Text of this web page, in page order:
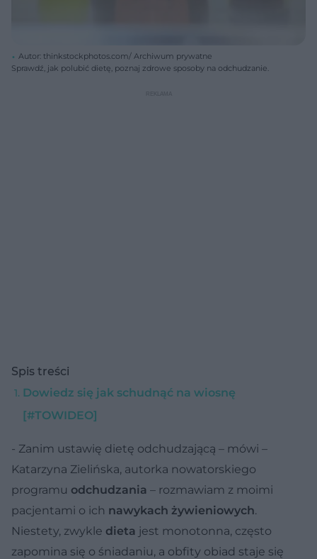
Autor: thinkstockphotos.com/ Archiwum prywatne
Sprawdź, jak polubić dietę, poznaj zdrowe sposoby na odchudzanie.
Spis treści
Dowiedz się jak schudnąć na wiosnę
[#TOWIDEO]
- Zanim ustawię dietę odchudzającą – mówi –
Katarzyna Zielińska, autorka nowatorskiego
programu odchudzania – rozmawiam z moimi
pacjentami o ich nawykach żywieniowych.
Niestety, zwykle dieta jest monotonna, często
zapomina się o śniadaniu, a obfity obiad staje się